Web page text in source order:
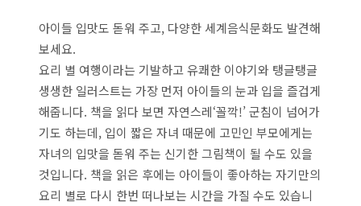
아이들 입맛도 돋워 주고, 다양한 세계음식문화도 발견해
보세요.
요리 별 여행이라는 기발하고 유쾌한 이야기와 탱글탱글
생생한 일러스트는 가장 먼저 아이들의 눈과 입을 즐겁게
해줍니다. 책을 읽다 보면 자연스레‘꼴깍!’ 군침이 넘어가
기도 하는데, 입이 짧은 자녀 때문에 고민인 부모에게는
자녀의 입맛을 돋워 주는 신기한 그림책이 될 수도 있을
것입니다. 책을 읽은 후에는 아이들이 좋아하는 자기만의
요리 별로 다시 한번 떠나보는 시간을 가질 수도 있습니